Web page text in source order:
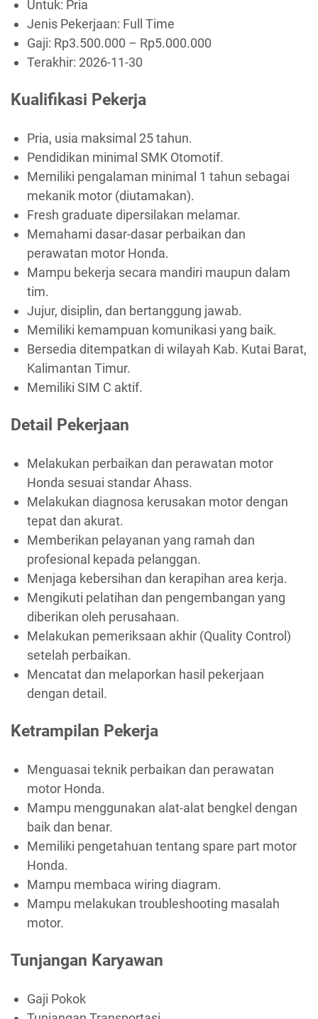
Untuk: Pria
Jenis Pekerjaan: Full Time
Gaji: Rp3.500.000 – Rp5.000.000
Terakhir: 2026-11-30
Kualifikasi Pekerja
Pria, usia maksimal 25 tahun.
Pendidikan minimal SMK Otomotif.
Memiliki pengalaman minimal 1 tahun sebagai
mekanik motor (diutamakan).
Fresh graduate dipersilakan melamar.
Memahami dasar-dasar perbaikan dan
perawatan motor Honda.
Mampu bekerja secara mandiri maupun dalam
tim.
Jujur, disiplin, dan bertanggung jawab.
Memiliki kemampuan komunikasi yang baik.
Bersedia ditempatkan di wilayah Kab. Kutai Barat,
Kalimantan Timur.
Memiliki SIM C aktif.
Detail Pekerjaan
Melakukan perbaikan dan perawatan motor
Honda sesuai standar Ahass.
Melakukan diagnosa kerusakan motor dengan
tepat dan akurat.
Memberikan pelayanan yang ramah dan
profesional kepada pelanggan.
Menjaga kebersihan dan kerapihan area kerja.
Mengikuti pelatihan dan pengembangan yang
diberikan oleh perusahaan.
Melakukan pemeriksaan akhir (Quality Control)
setelah perbaikan.
Mencatat dan melaporkan hasil pekerjaan
dengan detail.
Ketrampilan Pekerja
Menguasai teknik perbaikan dan perawatan
motor Honda.
Mampu menggunakan alat-alat bengkel dengan
baik dan benar.
Memiliki pengetahuan tentang spare part motor
Honda.
Mampu membaca wiring diagram.
Mampu melakukan troubleshooting masalah
motor.
Tunjangan Karyawan
Gaji Pokok